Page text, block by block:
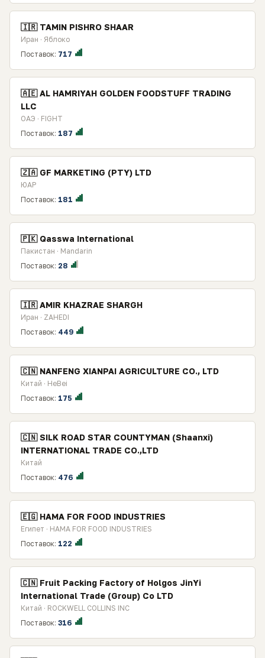
🇮🇷 TAMIN PISHRO SHAAR
Иран · Яблоко
Поставок: 717
🇦🇪 AL HAMRIYAH GOLDEN FOODSTUFF TRADING
LLC
ОАЭ · FIGHT
Поставок: 187
🇿🇦 GF MARKETING (РТY) LTD
ЮАР
Поставок: 181
🇵🇰 Qasswa International
Пакистан · Mandarin
Поставок: 28
🇮🇷 AMIR KHAZRAE SHARGH
Иран · ZAHEDI
Поставок: 449
🇨🇳 NANFENG XIANPAI AGRICULTURE CO., LTD
Китай · HeBei
Поставок: 175
🇨🇳 SILK ROAD STAR COUNTYMAN (Shaanxi)
INTERNATIONAL TRADE CO.,LTD
Китай
Поставок: 476
🇪🇬 HAMA FOR FOOD INDUSTRIES
Египет · HAMA FOR FOOD INDUSTRIES
Поставок: 122
🇨🇳 Fruit Packing Factory of Holgos JinYi
International Trade (Group) Co LTD
Китай · ROCKWELL COLLINS INC
Поставок: 316